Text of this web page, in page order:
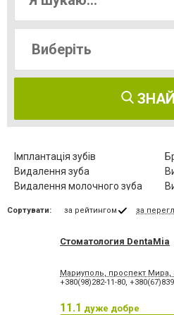
Імплантація зубів
Видалення зуба
Видалення молочного зуба
Відбілювання зубів
Діагностика зубів
Зубні протези
Комп'ютерна томографія
Сортувати: за рейтингом за
Стоматология DentaMia
Мариуполь, проспект Мира,
+380(98)282-11-80,
11.1 дуже добре